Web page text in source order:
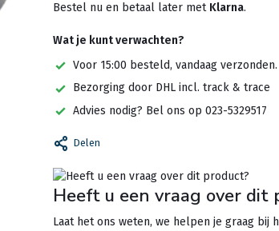
Bestel nu en betaal later met Klarna.
Wat je kunt verwachten?
Voor 15:00 besteld, vandaag verzonden.
Bezorging door DHL incl. track & trace
Advies nodig? Bel ons op 023-5329517
Delen
Heeft u een vraag over dit
Laat het ons weten, we helpen je graag bij